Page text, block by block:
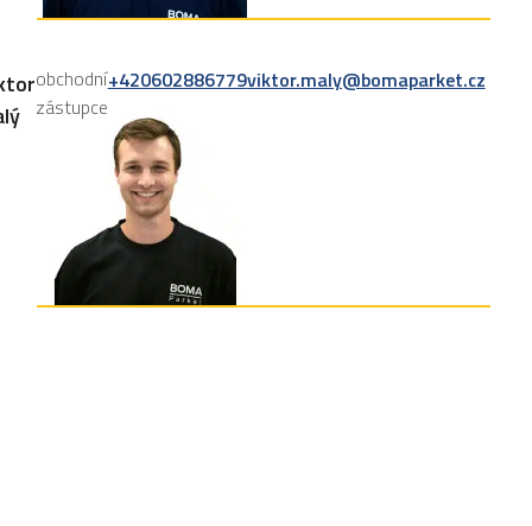
obchodní
zástupce
+420602886779viktor.maly@bomaparket.cz